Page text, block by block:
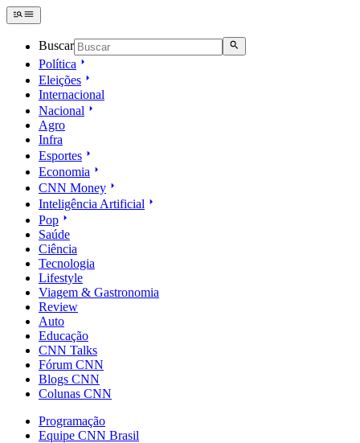
Buscar
Política
Eleições
Internacional
Nacional
Agro
Infra
Esportes
Economia
CNN Money
Inteligência Artificial
Pop
Saúde
Ciência
Tecnologia
Lifestyle
Viagem & Gastronomia
Review
Auto
Educação
CNN Talks
Fórum CNN
Blogs CNN
Colunas CNN
Programação
Equipe CNN Brasil